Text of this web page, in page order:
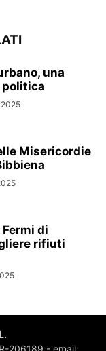
una
politica
Misericordie
di
rifiuti
206189 - email: